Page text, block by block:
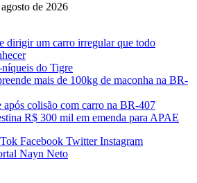
de 2026
dirigir um carro irregular que todo
do Tigre
mais de 100kg de maconha na BR-
colisão com carro na BR-407
R$ 300 mil em emenda para APAE
Facebook Twitter Instagram